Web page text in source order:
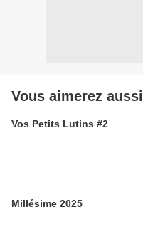
Vous aimerez aussi
Vos Petits Lutins #2
Millésime 2025